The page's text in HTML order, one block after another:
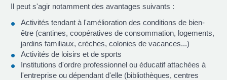
Il peut s'agir notamment des avantages suivants :
Activités tendant à l'amélioration des conditions de bien-
être (cantines, coopératives de consommation, logements,
jardins familiaux, crèches, colonies de vacances...)
Activités de loisirs et de sports
Institutions d'ordre professionnel ou éducatif attachées à
l'entreprise ou dépendant d'elle (bibliothèques, centres